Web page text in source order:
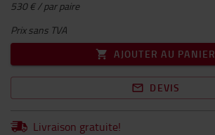
530 € / par paire
Prix sans TVA
AJOUTER AU PANIER
DEVIS
Livraison gratuite!